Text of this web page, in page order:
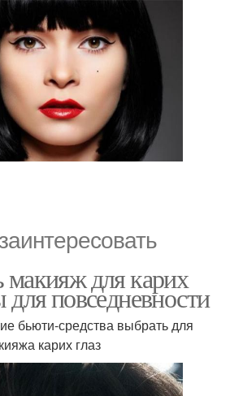
макияж для карих
для повседневности
бьюти-средства выбрать для
карих глаз